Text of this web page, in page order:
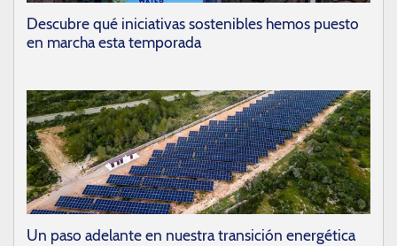
Descubre qué iniciativas sostenibles hemos puesto
en marcha esta temporada
Un paso adelante en nuestra transición energética